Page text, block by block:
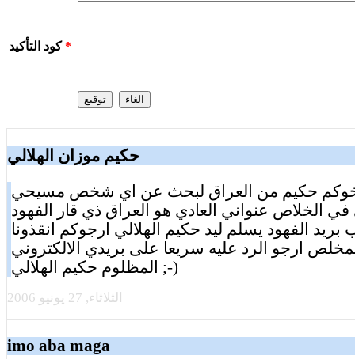
كود التأكيد*
حكيم موزان الهلالي
اخوكم حكيم من العراق لبحث عن اي شخص مسيحي
الخلاص عنواني العادي هو العراق ذي قار الفهود
بريد الفهود يسلم ليد حكيم الهلالي ارجوكم انقذونا
ارجو الرد عليه سريعا على بريدي الالكتروني
المظلوم حكيم الهلالي ;-)
الثلاثاء, 27 يونيو 2006
imo aba maga